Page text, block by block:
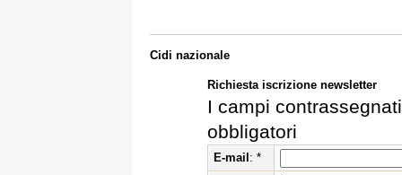
Cidi nazionale
Richiesta iscrizione newsletter
I campi
obbligatori
E-mail: *